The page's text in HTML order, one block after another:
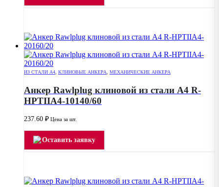
ИЗ СТАЛИ А4 КЛИНОВЫЕ АНКЕРА МЕХАНИЧЕСКИЕ АНКЕРА
Анкер Rawlplug клиновой из стали А4 R-
HPTIIA4-10140/60
237.60 ₽ Цена за шт.
Оставить заявку